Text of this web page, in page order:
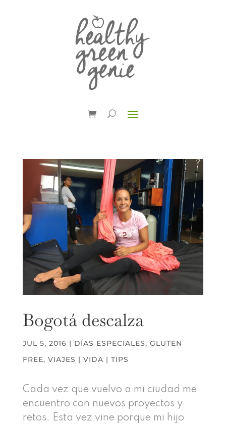
Bogotá descalza
JUL 5, 2016 | DÍAS ESPECIALES, GLUTEN
FREE, VIAJES | VIDA | TIPS
Cada vez que vuelvo a mi ciudad me
encuentro con nuevos proyectos y
retos. Esta vez vine porque mi hijo